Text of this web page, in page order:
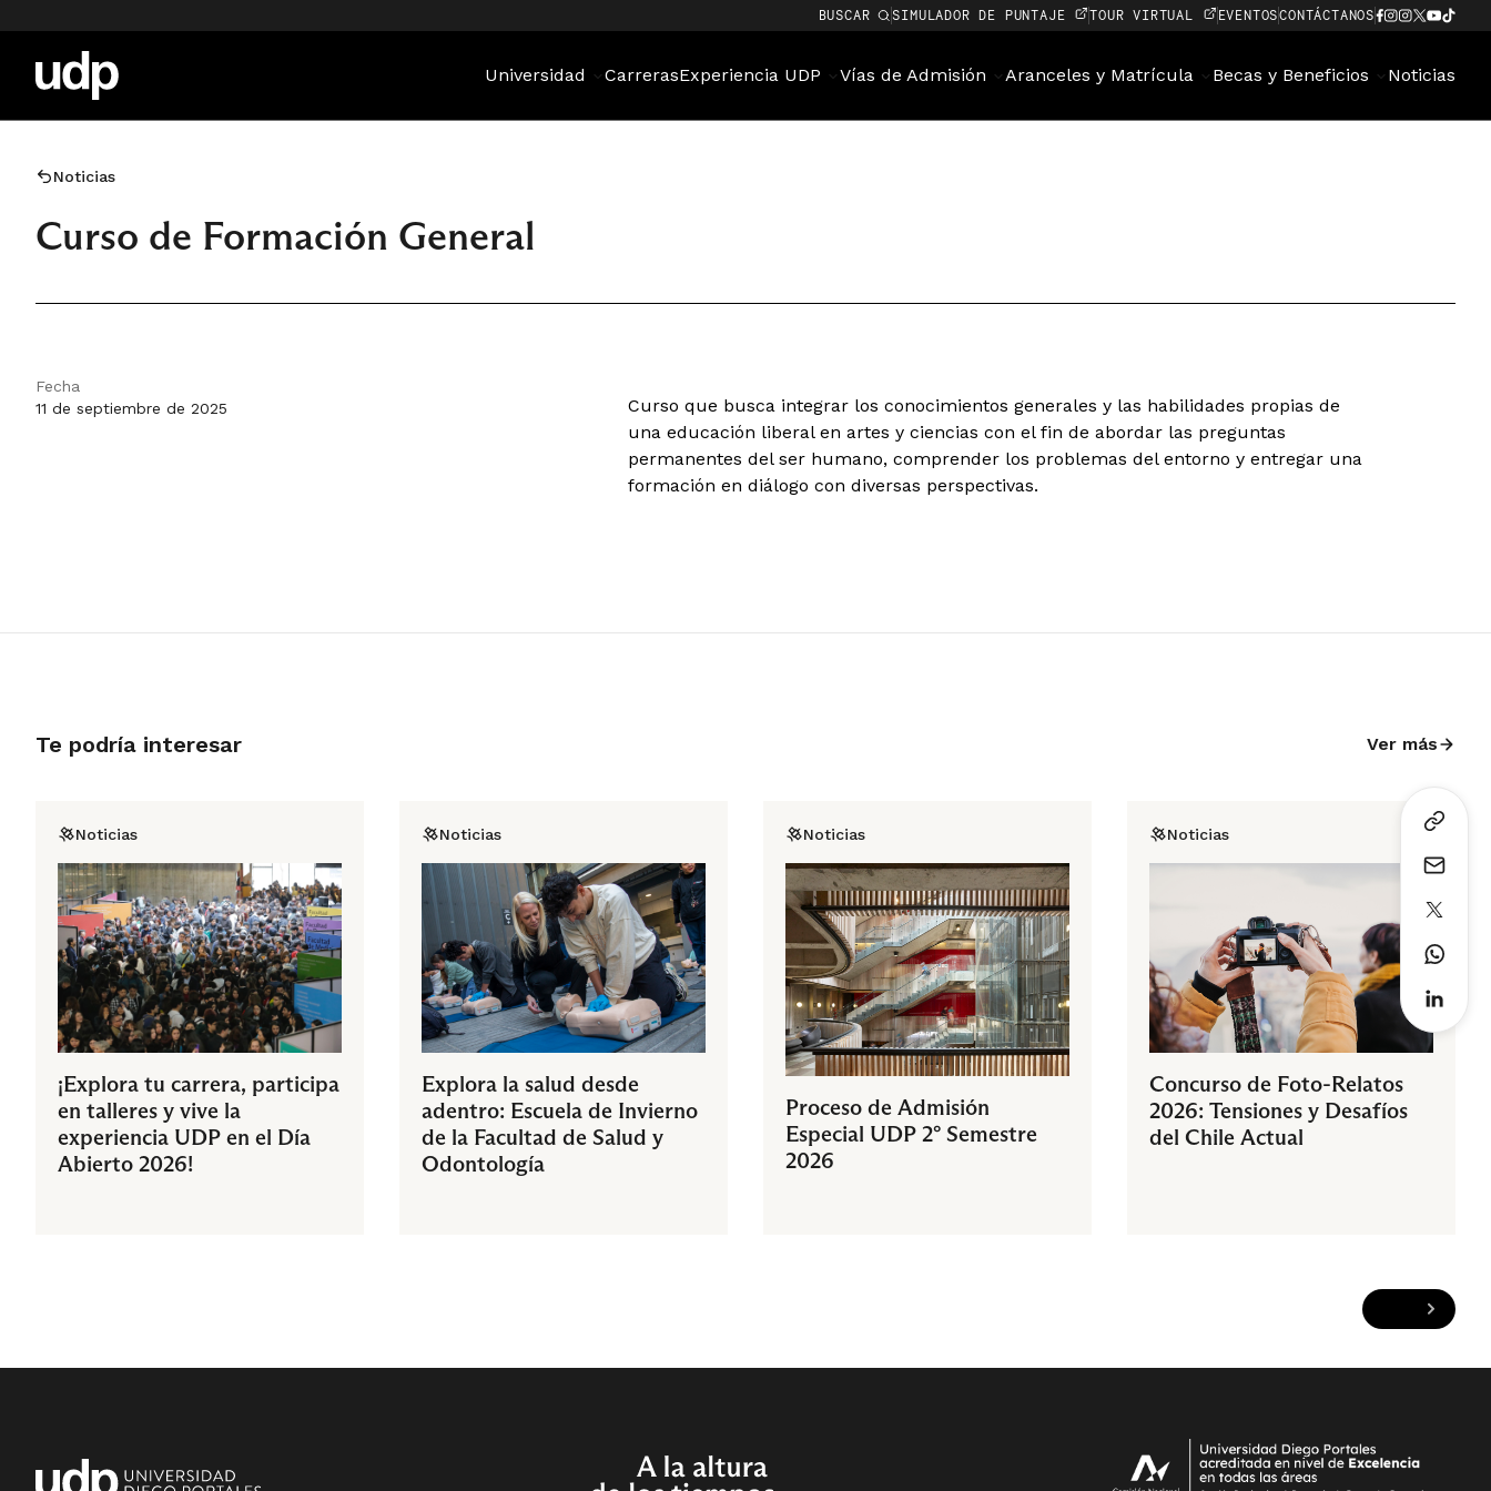
BUSCAR SIMULADOR DE PUNTAJE TOUR VIRTUAL EVENTOSCONTÁCTANOS
Universidad CarrerasExperiencia UDP Vías de Admisión Aranceles y Matrícula Becas y Beneficios Noticias
Noticias
Curso de Formación General
Fecha
11 de septiembre de 2025
Curso que busca integrar los conocimientos generales y las habilidades propias de
una educación liberal en artes y ciencias con el fin de abordar las preguntas
permanentes del ser humano, comprender los problemas del entorno y entregar una
formación en diálogo con diversas perspectivas.
Te podría interesar Ver más
Noticias
¡Explora tu carrera, participa
en talleres y vive la
experiencia UDP en el Día
Abierto 2026!
Noticias
Explora la salud desde
adentro: Escuela de Invierno
de la Facultad de Salud y
Odontología
Noticias
Proceso de Admisión
Especial UDP 2° Semestre
2026
Noticias
Concurso de Foto-Relatos
2026: Tensiones y Desafíos
del Chile Actual